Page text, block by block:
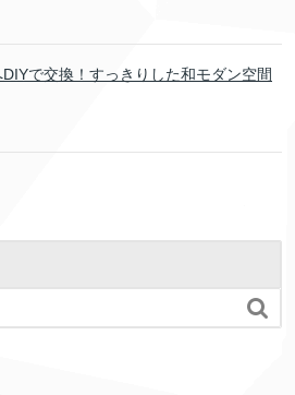
で交換！すっきりした和モダン空間
